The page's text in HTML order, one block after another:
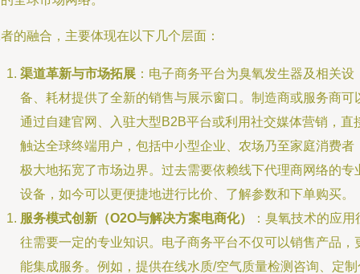
的融合，主要体现在以下几个层面：
渠道革新与市场拓展 ：电子商务平台为臭氧发生器及相关设
备、耗材提供了全新的销售与展示窗口。制造商或服务商可
通过自建官网、入驻大型B2B平台或利用社交媒体营销，直
触达全球终端用户，包括中小型企业、农场乃至家庭消费者
极大地拓宽了市场边界。过去需要依赖线下代理商网络的专
设备，如今可以更便捷地进行比价、了解参数和下单购买。
服务模式创新（O2O与解决方案电商化）
：臭氧技术的应用
往需要一定的专业知识。电子商务平台不仅可以销售产品，
能集成服务。例如，提供在线水质/空气质量检测咨询、定制